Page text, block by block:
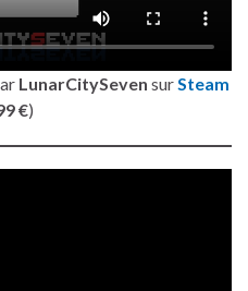
LunarCitySeven surSteam
€)